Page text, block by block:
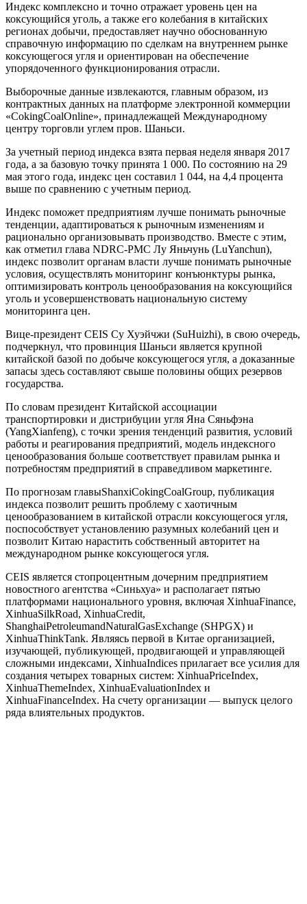
Индекс комплексно и точно отражает уровень цен на
коксующийся уголь, а также его колебания в китайских
регионах добычи, предоставляет научно обоснованную
справочную информацию по сделкам на внутреннем рынке
коксующегося угля и ориентирован на обеспечение
упорядоченного функционирования отрасли.
Выборочные данные извлекаются, главным образом, из
контрактных данных на платформе электронной коммерции
«CokingCoalOnline», принадлежащей Международному
центру торговли углем пров. Шаньси.
За учетный период индекса взята первая неделя января 2017
года, а за базовую точку принята 1 000. По состоянию на 29
мая этого года, индекс цен составил 1 044, на 4,4 процента
выше по сравнению с учетным период.
Индекс поможет предприятиям лучше понимать рыночные
тенденции, адаптироваться к рыночным изменениям и
рационально организовывать производство. Вместе с этим,
как отметил глава NDRC-PMC Лу Яньчунь (LuYanchun),
индекс позволит органам власти лучше понимать рыночные
условия, осуществлять мониторинг конъюнктуры рынка,
оптимизировать контроль ценообразования на коксующийся
уголь и усовершенствовать национальную систему
мониторинга цен.
Вице-президент CEIS Су Хуэйчжи (SuHuizhi), в свою очередь,
подчеркнул, что провинция Шаньси является крупной
китайской базой по добыче коксующегося угля, а доказанные
запасы здесь составляют свыше половины общих резервов
государства.
По словам президент Китайской ассоциации
транспортировки и дистрибуции угля Яна Сяньфэна
(YangXianfeng), с точки зрения тенденций развития, условий
работы и реагирования предприятий, модель индексного
ценообразования больше соответствует правилам рынка и
потребностям предприятий в справедливом маркетинге.
По прогнозам главыShanxiCokingCoalGroup, публикация
индекса позволит решить проблему с хаотичным
ценообразованием в китайской отрасли коксующегося угля,
поспособствует установлению разумных колебаний цен и
позволит Китаю нарастить собственный авторитет на
международном рынке коксующегося угля.
CEIS является стопроцентным дочерним предприятием
новостного агентства «Синьхуа» и располагает пятью
платформами национального уровня, включая XinhuaFinance,
XinhuaSilkRoad, XinhuaCredit,
ShanghaiPetroleumandNaturalGasExchange (SHPGX) и
XinhuaThinkTank. Являясь первой в Китае организацией,
изучающей, публикующей, продвигающей и управляющей
сложными индексами, XinhuaIndices прилагает все усилия для
создания четырех товарных систем: XinhuaPriceIndex,
XinhuaThemeIndex, XinhuaEvaluationIndex и
XinhuaFinanceIndex. На счету организации — выпуск целого
ряда влиятельных продуктов.